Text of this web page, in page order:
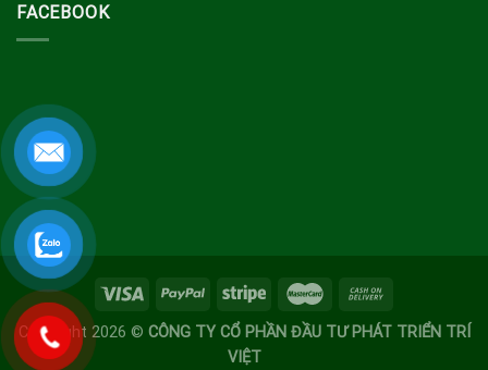
FACEBOOK
Copyright 2026 © CÔNG TY CỔ PHẦN ĐẦU TƯ PHÁT TRIỂN TRÍ
VIỆT